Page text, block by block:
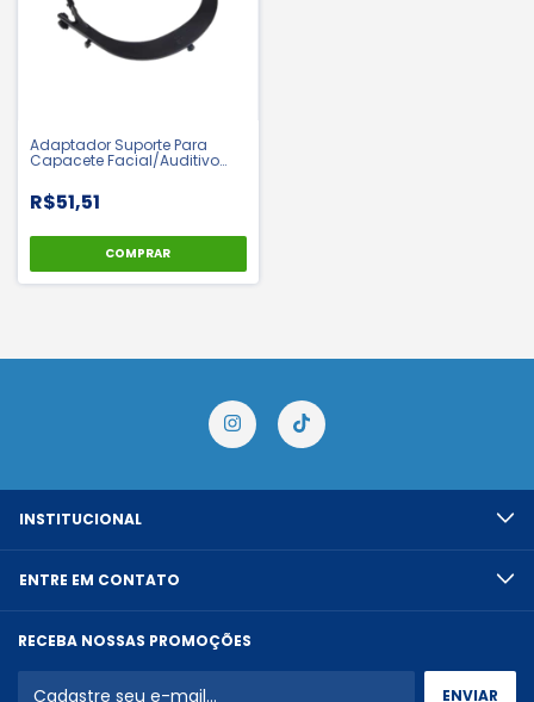
Adaptador Suporte Para
Capacete Facial/Auditivo
R$51,51
COMPRAR
INSTITUCIONAL
ENTRE EM CONTATO
RECEBA NOSSAS PROMOÇÕES